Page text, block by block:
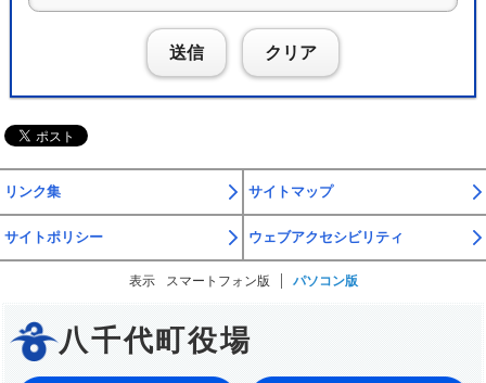
送信 クリア
リンク集 サイトマップ
サイトポリシー ウェブアクセシビリティ
表示 スマートフォン版 パソコン版
八千代町役場